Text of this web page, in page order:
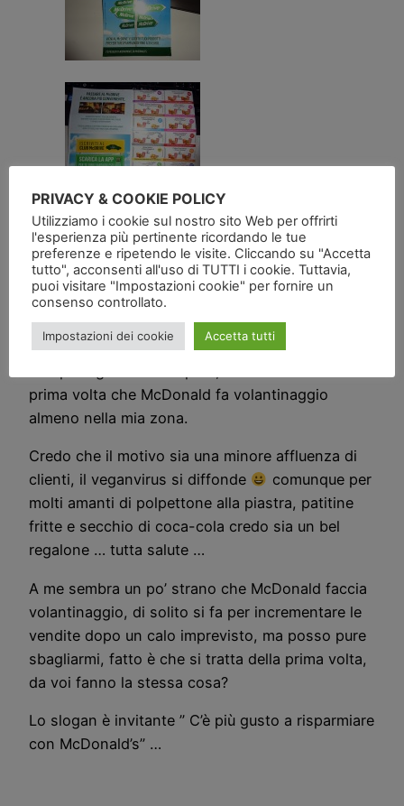
(foto © vivivegan.com)
Gli hamburger McDonald’s in difficoltà? Oggi ho
trovato nella casetta della pubblicità (sarebbe il
caso chiamarla cassetta spam) l’opuscolo in foto,
si tratta di una serie di coupon per andare a
mangiare da McDonald, per l’esattezza sono 12
prima volta che McDonald fa volantinaggio
almeno nella mia zona.
Credo che il motivo sia una minore affluenza di
clienti, il veganvirus si diffonde
comunque per
molti amanti di polpettone alla piastra, patitine
fritte e secchio di coca-cola credo sia un bel
regalone … tutta salute …
A me sembra un po’ strano che McDonald faccia
volantinaggio, di solito si fa per incrementare le
vendite dopo un calo imprevisto, ma posso pure
sbagliarmi, fatto è che si tratta della prima volta,
da voi fanno la stessa cosa?
Lo slogan è invitante ” C’è più gusto a risparmiare
con McDonald’s” …
PRIVACY & COOKIE POLICY
Utilizziamo i cookie sul nostro sito Web per offrirti
l'esperienza più pertinente ricordando le tue
preferenze e ripetendo le visite. Cliccando su "Accetta
tutto", acconsenti all'uso di TUTTI i cookie. Tuttavia,
puoi visitare "Impostazioni cookie" per fornire un
consenso controllato.
Impostazioni dei cookie Accetta tutti